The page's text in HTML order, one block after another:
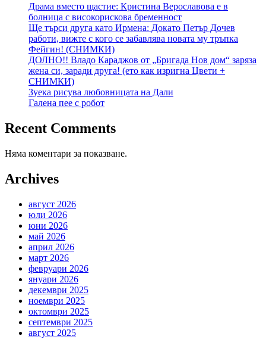
Драма вместо щастие: Кристина Верославова е в
болница с високорискова бременност
Ще търси друга като Ирмена: Докато Петър Дочев
работи, вижте с кого се забавлява новата му тръпка
Фейгин! (СНИМКИ)
ДОЛНО!! Владо Караджов от „Бригада Нов дом“ заряза
жена си, заради друга! (ето как изригна Цвети +
СНИМКИ)
Зуека рисува любовницата на Дали
Галена пее с робот
Recent Comments
Няма коментари за показване.
Archives
август 2026
юли 2026
юни 2026
май 2026
април 2026
март 2026
февруари 2026
януари 2026
декември 2025
ноември 2025
октомври 2025
септември 2025
август 2025